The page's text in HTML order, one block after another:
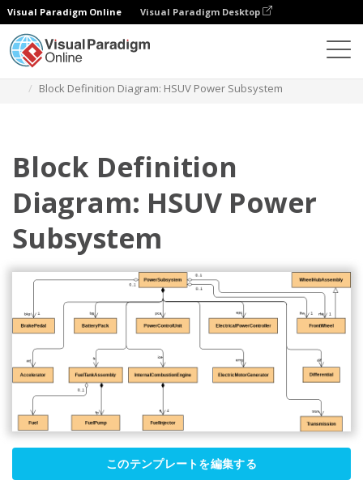
Visual Paradigm Online Visual Paradigm Desktop
Block Definition Diagram: HSUV Power Subsystem
Block Definition
Diagram: HSUV Power
Subsystem
このテンプレートを編集する